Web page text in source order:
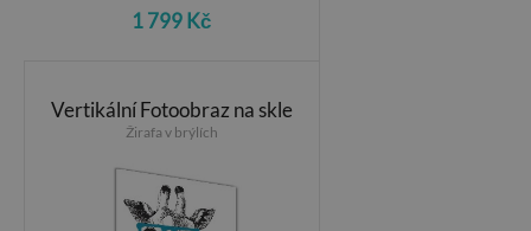
1 799 Kč
Vertikální Fotoobraz na skle
Žirafa v brýlích